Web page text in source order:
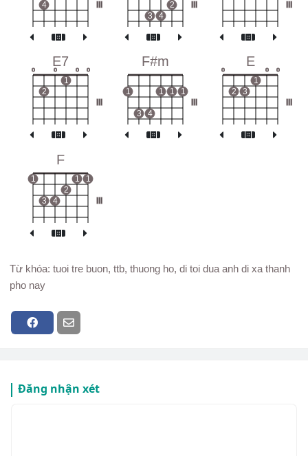
4
3 4
2
E7
o
2
o
1
o o
F#m
1
3 4
1 1 1
E
o
2 3
1
o o
F
1
3 4
2
1 1
Từ khóa: tuoi tre buon, ttb, thuong ho, di toi dua anh di xa thanh
pho nay
Đăng nhận xét